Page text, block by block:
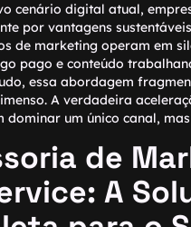
cenário digital atual,
por vantagens
de marketing operam em
pago e conteúdo
essa abordagem
A verdadeira
dominar um único canal,
de
A